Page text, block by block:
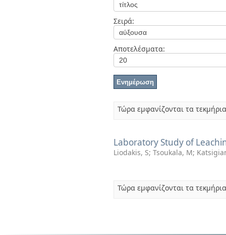
Σειρά:
Αποτελέσματα:
Τώρα εμφανίζονται τα
Laboratory Study of
Liodakis, S; Tsoukala, M;
Τώρα εμφανίζονται τα